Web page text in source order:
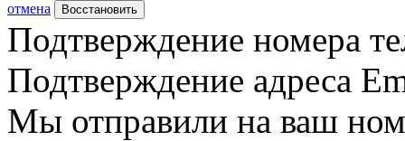
отмена Восстановить
Подтверждение номера
Подтверждение адреса
Мы отправили на ваш